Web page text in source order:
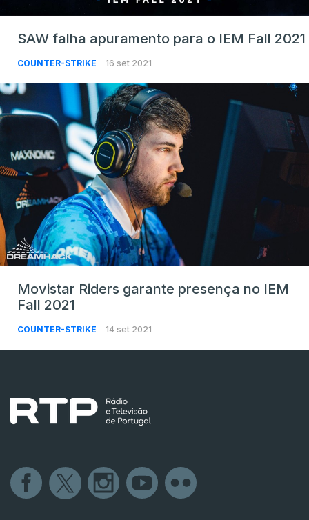
SAW falha apuramento para o IEM Fall 2021
COUNTER-STRIKE 16 set 2021
Movistar Riders garante presença no IEM
Fall 2021
COUNTER-STRIKE 14 set 2021